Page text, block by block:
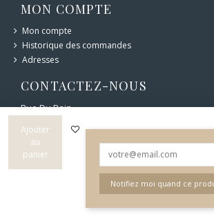
Ajouter
au
panier
Notifiez moi quand ce
MON COMPTE
Mon compte
Historique des commandes
Adresses
CONTACTEZ-NOUS
Rue Du Bain
6 bd Carnot 12400 Saint-Affrique
05 65 49 44 76
© Rue du Bain 2022 - Créé par l'Agence Web